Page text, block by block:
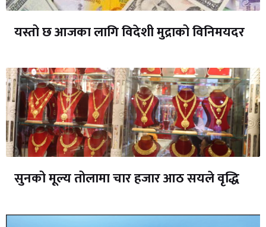
यस्तो छ आजका लागि विदेशी मुद्राको विनिमयदर
सुनको मूल्य तोलामा चार हजार आठ सयले वृद्धि